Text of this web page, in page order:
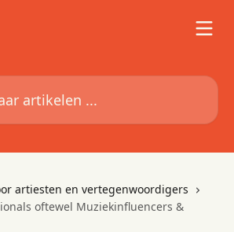
...
artiesten en vertegenwoordigers
oftewel Muziekinfluencers &